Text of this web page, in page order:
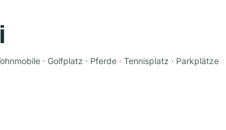
· Golfplatz · Pferde · Tennisplatz · Parkplätze